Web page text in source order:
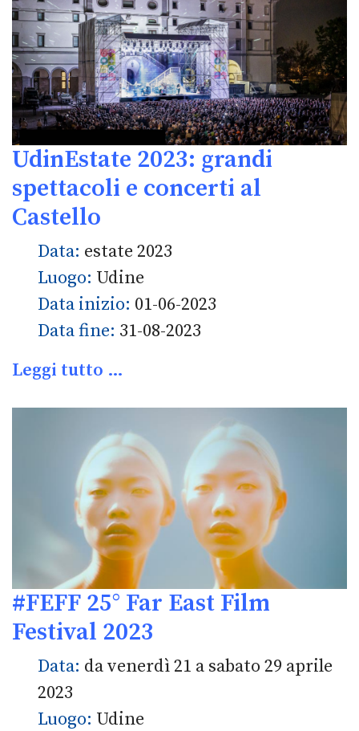
UdinEstate 2023: grandi
spettacoli e concerti al
Castello
Data: estate 2023
Luogo: Udine
Data inizio: 01-06-2023
Data fine: 31-08-2023
Leggi tutto …
#FEFF 25° Far East Film
Festival 2023
Data: da venerdì 21 a sabato 29 aprile
2023
Luogo: Udine